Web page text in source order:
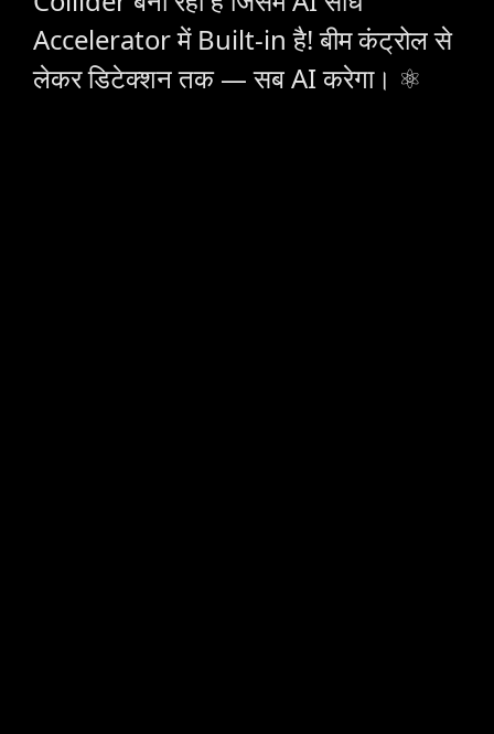
Accelerator में Built-in है! बीम कंट्रोल से
लेकर डिटेक्शन तक — सब AI करेगा। ⚛️